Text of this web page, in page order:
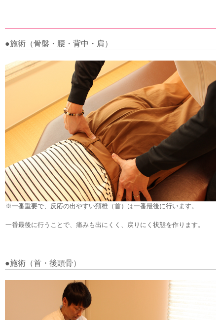
●施術（骨盤・腰・背中・肩）
※一番重要で、反応の出やすい頚椎（首）は一番最後に行います。
一番最後に行うことで、痛みも出にくく、戻りにく状態を作ります。
●施術（首・後頭骨）